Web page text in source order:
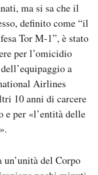
ma si sa che il
definito come “il
Tor M-1”, è stato
per l’omicidio
a
Airlines
10 anni di carcere
e per «l’entità delle
un’unità del Corpo